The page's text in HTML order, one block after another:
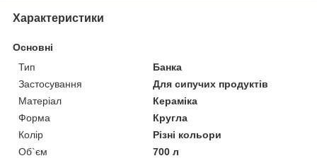
Характеристики
Основні
Тип
Банка
Застосування
Для сипучих продуктів
Матеріал
Кераміка
Форма
Кругла
Колір
Різні кольори
Об`єм
700 л